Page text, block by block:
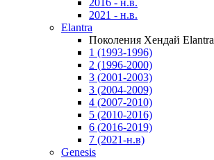
2016 - н.в.
2021 - н.в.
Elantra
Поколения Хендай Elantra
1 (1993-1996)
2 (1996-2000)
3 (2001-2003)
3 (2004-2009)
4 (2007-2010)
5 (2010-2016)
6 (2016-2019)
7 (2021-н.в)
Genesis